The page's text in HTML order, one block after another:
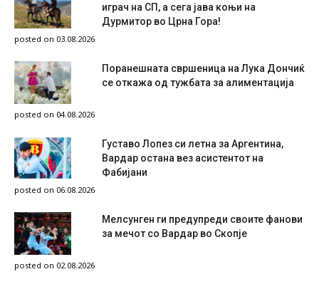
играч на СП, а сега јава коњи на
Дурмитор во Црна Гора!
posted on 03.08.2026
Поранешната свршеница на Лука Дончиќ
се откажа од тужбата за алиментација
posted on 04.08.2026
Густаво Лопез си летна за Аргентина,
Вардар остана вез асистентот на
Фабијани
posted on 06.08.2026
Мелсунген ги предупреди своите фанови
за мечот со Вардар во Скопје
posted on 02.08.2026